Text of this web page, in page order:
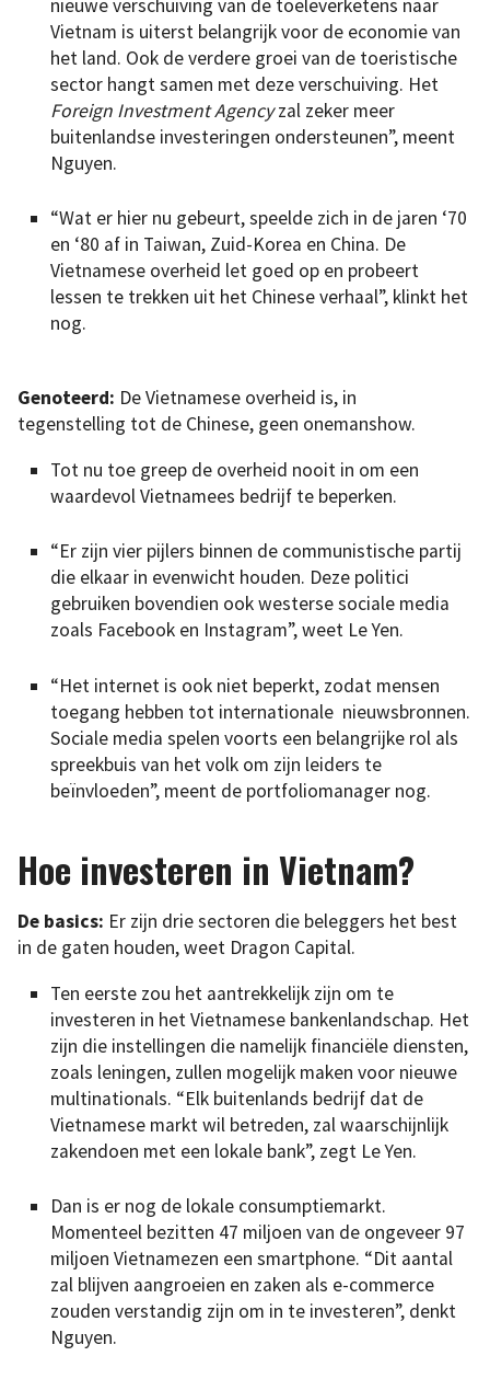
nieuwe verschuiving van de toeleverketens naar
Vietnam is uiterst belangrijk voor de economie van
het land. Ook de verdere groei van de toeristische
sector hangt samen met deze verschuiving. Het
Foreign Investment Agencyzal zeker meer
buitenlandse investeringen ondersteunen”, meent
Nguyen.
“Wat er hier nu gebeurt, speelde zich in de jaren ‘70
en ‘80 af in Taiwan, Zuid-Korea en China. De
Vietnamese overheid let goed op en probeert
lessen te trekken uit het Chinese verhaal”, klinkt het
nog.
Genoteerd: De Vietnamese overheid is, in
tegenstelling tot de Chinese, geen onemanshow.
Tot nu toe greep de overheid nooit in om een
waardevol Vietnamees bedrijf te beperken.
“Er zijn vier pijlers binnen de communistische partij
die elkaar in evenwicht houden. Deze politici
gebruiken bovendien ook westerse sociale media
zoals Facebook en Instagram”, weet Le Yen.
“Het internet is ook niet beperkt, zodat mensen
toegang hebben tot internationale nieuwsbronnen.
Sociale media spelen voorts een belangrijke rol als
spreekbuis van het volk om zijn leiders te
beïnvloeden”, meent de portfoliomanager nog.
Hoe investeren in Vietnam?
De basics: Er zijn drie sectoren die beleggers het best
in de gaten houden, weet Dragon Capital.
Ten eerste zou het aantrekkelijk zijn om te
investeren in het Vietnamese bankenlandschap. Het
zijn die instellingen die namelijk financiële diensten,
zoals leningen, zullen mogelijk maken voor nieuwe
multinationals. “Elk buitenlands bedrijf dat de
Vietnamese markt wil betreden, zal waarschijnlijk
zakendoen met een lokale bank”, zegt Le Yen.
Dan is er nog de lokale consumptiemarkt.
Momenteel bezitten 47 miljoen van de ongeveer 97
miljoen Vietnamezen een smartphone. “Dit aantal
zal blijven aangroeien en zaken als e-commerce
zouden verstandig zijn om in te investeren”, denkt
Nguyen.